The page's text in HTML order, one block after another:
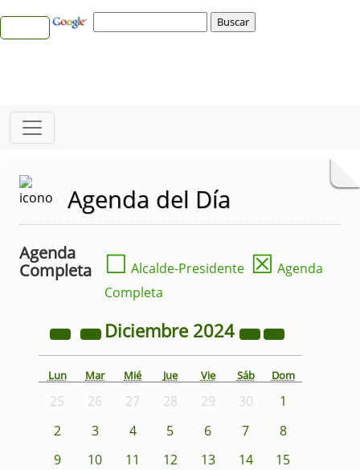
Agenda del Día
Agenda
Completa
☐ Alcalde-Presidente ☒ Agenda
Completa
Diciembre 2024
Lun Mar Mié Jue Vie Sáb Dom
25 26 27 28 29 30
1
2
3 4 5 6 7
8
9
10 11 12 13 14
15